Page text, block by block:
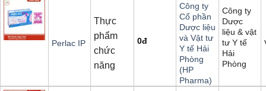
Perlac IP
Thực
phẩm
chức
năng
0đ
Công ty
Cổ phần
Dược liệu
và Vật tư
Y tế Hải
Phòng
(HP
Pharma)
Công ty
Dược
liệu & vật
tư Y tế
Hải
Phòng